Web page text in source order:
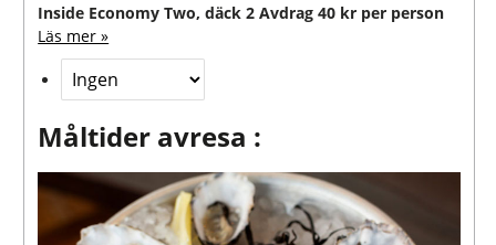
Inside Economy Two, däck 2 Avdrag 40 kr per person
Läs mer »
Måltider avresa :